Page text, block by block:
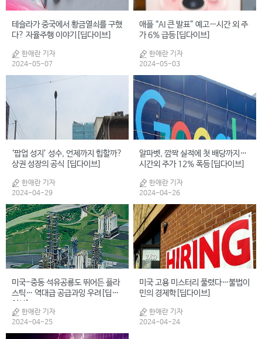
테슬라가 중국에서 황금열쇠를 구했
다? 자율주행 이야기[딥다이브]
한애란 기자
2024-05-07
애플 “AI 큰 발표” 예고…시간 외 주
가 6% 급등[딥다이브]
한애란 기자
2024-05-03
‘팝업 성지’ 성수, 언제까지 힙할까?
상권 성장의 공식 [딥다이브]
한애란 기자
2024-04-29
알파벳, 깜짝 실적에 첫 배당까지…
시간외 주가 12% 폭등[딥다이브]
한애란 기자
2024-04-26
미국-중동 석유공룡도 뛰어든 플라
스틱… 역대급 공급과잉 우려[딥다
이브]
한애란 기자
2024-04-25
미국 고용 미스터리 풀렸다…불법이
민의 경제학[딥다이브]
한애란 기자
2024-04-24